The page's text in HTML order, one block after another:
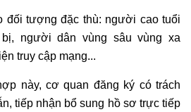
đối tượng đặc thù: người cao tuổi
người dân vùng sâu vùng xa
truy cập mạng...
này, cơ quan đăng ký có trách
tiếp nhận bổ sung hồ sơ trực tiếp